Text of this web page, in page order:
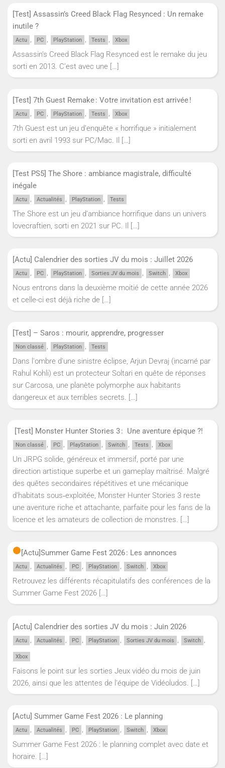
[Test] Assassin’s Creed Black Flag Resynced : Un remake
inutile ?
Actu , PC , PlayStation , Tests , Xbox
Assassin’s Creed Black Flag Resynced est le remake du jeu
sorti en 2013. C’est avec une […]
[Test] 7th Guest Remake : Votre invitation est arrivée !
Actu , PC , PlayStation , Tests , Xbox
7th Guest est un jeu d’enquête « horrifique » initialement
sorti en avril 1993 sur PC/Mac. Il […]
[Test PS5] The Shore : ambiance magistrale, difficulté
inégale
Actu , Actualités , PlayStation , Tests
The Shore est un jeu d’ambiance horrifique dans un univers
lovecraftien, sorti en 2021 sur PC. Il […]
[Actu] Calendrier des sorties JV du mois : Juillet 2026
Actu , PC , PlayStation , Sorties JV du mois , Switch , Xbox
Nous entrons dans la deuxième moitié de cette année 2026
et celle-ci est déjà riche de […]
[Test] – Saros : mourir, apprendre, progresser
Non classé , PlayStation , Tests
Dans l'ombre d'une sinistre éclipse, Arjun Devraj (incarné par
Rahul Kohli) est un protecteur Soltari en quête de réponses
sur Carcosa, une planète polymorphe aux habitants
dangereux et aux terribles secrets. […]
[Test] Monster Hunter Stories 3 : Une aventure épique ?!
Non classé , PC , PlayStation , Switch , Tests , Xbox
Un JRPG solide, généreux et immersif, porté par une
direction artistique superbe et un gameplay maîtrisé. Malgré
des quêtes secondaires répétitives et une mécanique
d’habitats sous‑exploitée, Monster Hunter Stories 3 reste
une aventure riche et attachante, parfaite pour les fans de la
licence et les amateurs de collection de monstres. […]
[Actu]Summer Game Fest 2026 : Les annonces
Actu , Actualités , PC , PlayStation , Switch , Xbox
Retrouvez les différents récapitulatifs des conférences de la
Summer Game Fest 2026 […]
[Actu] Calendrier des sorties JV du mois : Juin 2026
Actu , Actualités , PC , PlayStation , Sorties JV du mois , Switch ,
Xbox
Faisons le point sur les sorties Jeux vidéo du mois de juin
2026, ainsi que les attentes de l'équipe de Vidéoludos. […]
[Actu] Summer Game Fest 2026 : Le planning
Actu , Actualités , PC , PlayStation , Switch , Xbox
Summer Game Fest 2026 : le planning complet avec date et
horaire. […]